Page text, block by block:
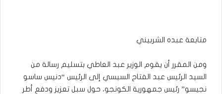
متابعة عبده الشربيني
ومن المقرر أن يقوم الوزير عبد العاطي بتسليم رسالة من
السيد الرئيس عبد الفتاح السيسي إلى الرئيس “دنيس ساسو
نجيسو” رئيس جمهورية الكونجو، حول سبل تعزيز ودفع أطر